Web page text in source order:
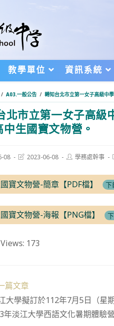
教學單位 資訊系統
/ A03.一般公告 / 轉知台北市立第一女子高級中
北市立第一女子高級
生國寶文物營。
08
Post2023-06-08
Post學務處幹事
寶文物營-簡章【PDF檔】 下
寶文物營-海報【PNG檔】
173
篇文章
大學擬訂於112年7月5日（星
年淡江大學西語文化暑期體驗